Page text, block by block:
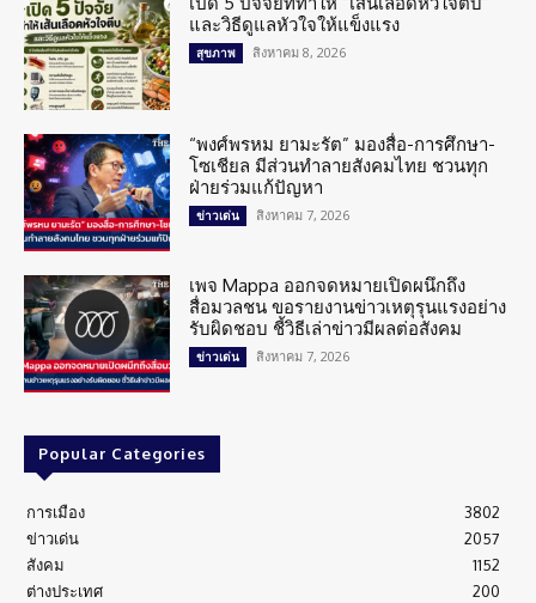
และวิธีดูแลหัวใจให้แข็งแรง
สุขภาพ สิงหาคม 8, 2026
“พงศ์พรหม ยามะรัต” มองสื่อ-การศึกษา-
โซเชียล มีส่วนทำลายสังคมไทย ชวนทุก
ฝ่ายร่วมแก้ปัญหา
ข่าวเด่น สิงหาคม 7, 2026
เพจ Mappa ออกจดหมายเปิดผนึกถึง
สื่อมวลชน ขอรายงานข่าวเหตุรุนแรงอย่าง
รับผิดชอบ ชี้วิธีเล่าข่าวมีผลต่อสังคม
ข่าวเด่น สิงหาคม 7, 2026
Popular Categories
การเมือง
3802
ข่าวเด่น
2057
สังคม
1152
ต่างประเทศ
200